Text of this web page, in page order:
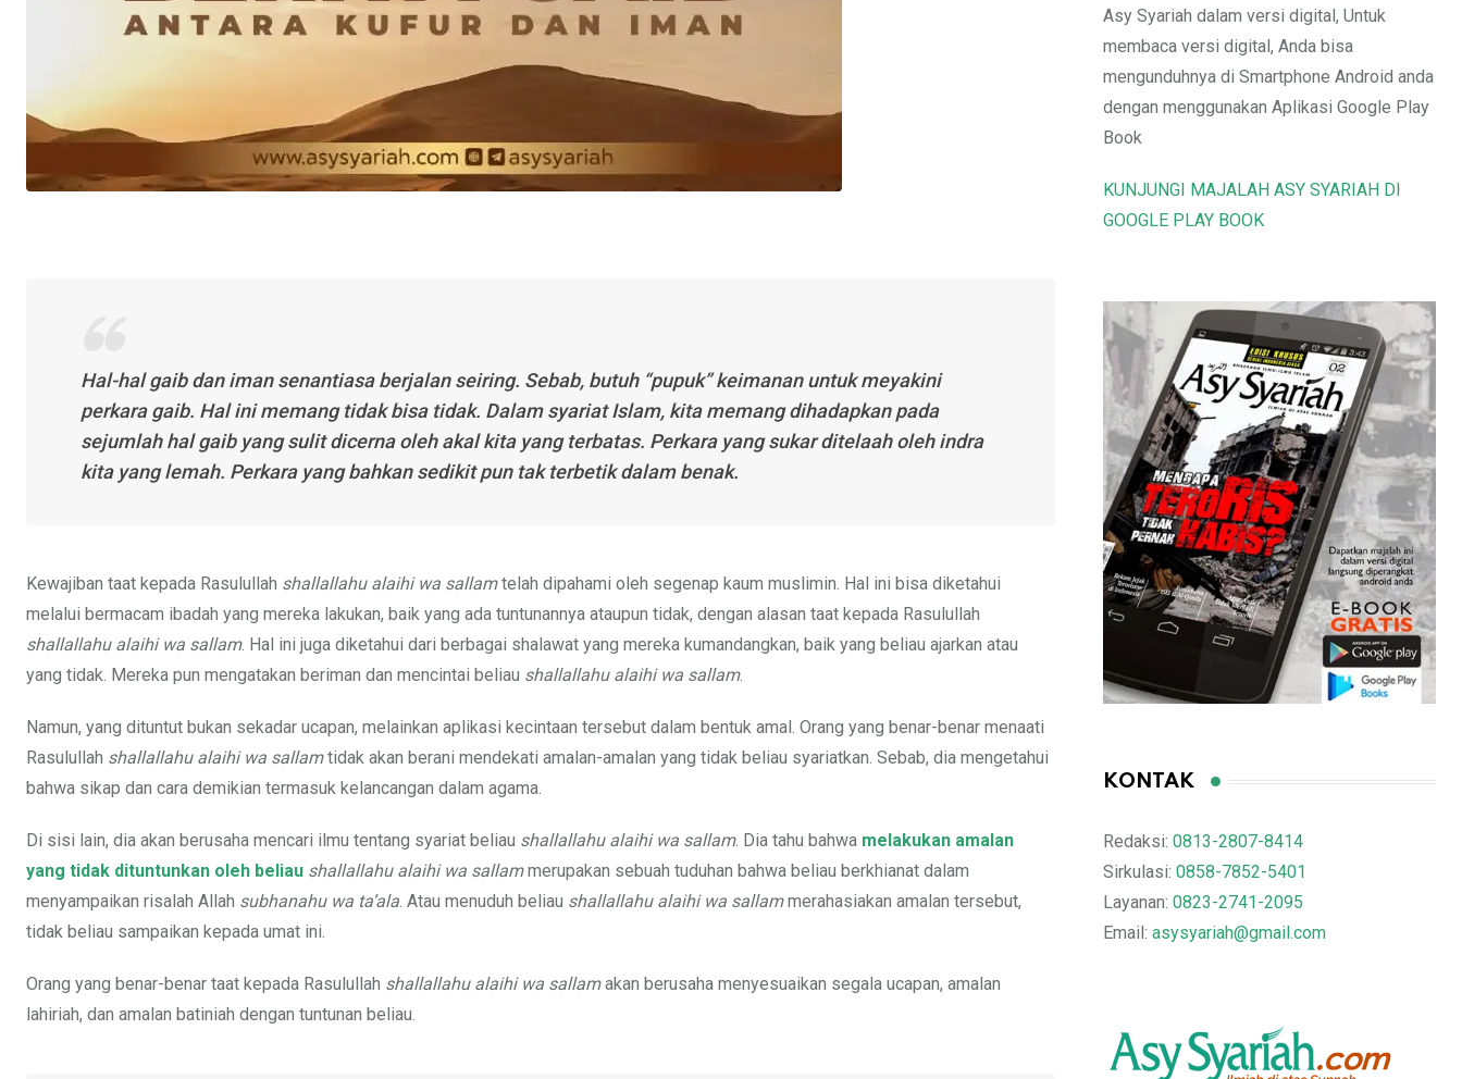
Hal-hal gaib dan iman senantiasa berjalan seiring. Sebab, butuh “pupuk” keimanan untuk meyakini
perkara gaib. Hal ini memang tidak bisa tidak. Dalam syariat Islam, kita memang dihadapkan pada
sejumlah hal gaib yang sulit dicerna oleh akal kita yang terbatas. Perkara yang sukar ditelaah oleh indra
kita yang lemah. Perkara yang bahkan sedikit pun tak terbetik dalam benak.
Kewajiban taat kepada Rasulullah shallallahu alaihi wa sallamtelah dipahami oleh segenap kaum muslimin. Hal ini bisa diketahui
melalui bermacam ibadah yang mereka lakukan, baik yang ada tuntunannya ataupun tidak, dengan alasan taat kepada Rasulullah
shallallahu alaihi wa sallam. Hal ini juga diketahui dari berbagai shalawat yang mereka kumandangkan, baik yang beliau ajarkan atau
yang tidak. Mereka pun mengatakan beriman dan mencintai beliau shallallahu alaihi wa sallam.
Namun, yang dituntut bukan sekadar ucapan, melainkan aplikasi kecintaan tersebut dalam bentuk amal. Orang yang benar-benar menaati
Rasulullah shallallahu alaihi wa sallamtidak akan berani mendekati amalan-amalan yang tidak beliau syariatkan. Sebab, dia mengetahui
bahwa sikap dan cara demikian termasuk kelancangan dalam agama.
Di sisi lain, dia akan berusaha mencari ilmu tentang syariat beliau shallallahu alaihi wa sallam. Dia tahu bahwa melakukan amalan
yang tidak dituntunkan oleh beliau shallallahu alaihi wa sallammerupakan sebuah tuduhan bahwa beliau berkhianat dalam
menyampaikan risalah Allah subhanahu wa ta’ala. Atau menuduh beliau shallallahu alaihi wa sallammerahasiakan amalan tersebut,
tidak beliau sampaikan kepada umat ini.
Orang yang benar-benar taat kepada Rasulullah shallallahu alaihi wa sallamakan berusaha menyesuaikan segala ucapan, amalan
lahiriah, dan amalan batiniah dengan tuntunan beliau.
Asy Syariah dalam versi digital, Untuk
membaca versi digital, Anda bisa
mengunduhnya di Smartphone Android anda
dengan menggunakan Aplikasi Google Play
Book
KUNJUNGI MAJALAH ASY SYARIAH DI
GOOGLE PLAY BOOK
KONTAK
Redaksi: 0813-2807-8414
Sirkulasi: 0858-7852-5401
Layanan: 0823-2741-2095
Email: asysyariah@gmail.com